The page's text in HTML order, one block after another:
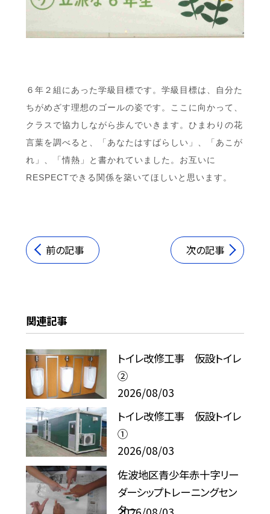
６年２組にあった学級目標です。学級目標は、自分た
ちがめざす理想のゴールの姿です。ここに向かって、
クラスで協力しながら歩んでいきます。ひまわりの花
言葉を調べると、「あなたはすばらしい」、「あこが
れ」、「情熱」と書かれていました。お互いに
RESPECTできる関係を築いてほしいと思います。
前の記事 次の記事
関連記事
トイレ改修工事 仮設トイレ
②
2026/08/03
トイレ改修工事 仮設トイレ
①
2026/08/03
佐波地区青少年赤十字リー
ダーシップトレーニングセン
ター